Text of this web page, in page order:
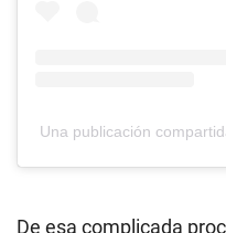
Una publicación
De esa complicada